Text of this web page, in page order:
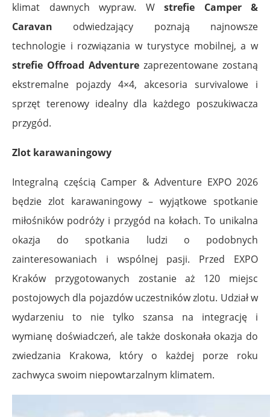
klimat dawnych wypraw. W strefie Camper &
Caravan odwiedzający poznają najnowsze
technologie i rozwiązania w turystyce mobilnej, a w
strefie Offroad Adventure zaprezentowane zostaną
ekstremalne pojazdy 4×4, akcesoria survivalowe i
sprzęt terenowy idealny dla każdego poszukiwacza
przygód.
Zlot karawaningowy
Integralną częścią Camper & Adventure EXPO 2026
będzie zlot karawaningowy – wyjątkowe spotkanie
miłośników podróży i przygód na kołach. To unikalna
okazja do spotkania ludzi o podobnych
zainteresowaniach i wspólnej pasji. Przed EXPO
Kraków przygotowanych zostanie aż 120 miejsc
postojowych dla pojazdów uczestników zlotu. Udział w
wydarzeniu to nie tylko szansa na integrację i
wymianę doświadczeń, ale także doskonała okazja do
zwiedzania Krakowa, który o każdej porze roku
zachwyca swoim niepowtarzalnym klimatem.